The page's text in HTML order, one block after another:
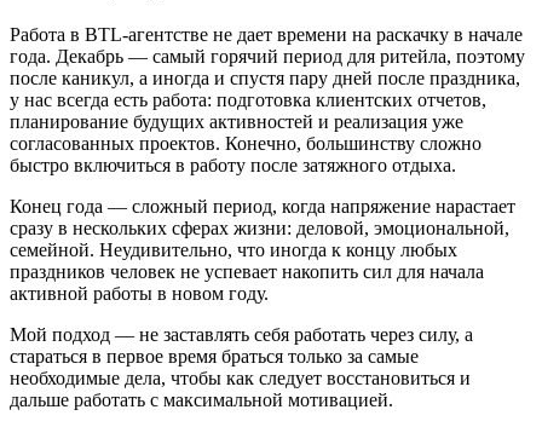
Работа в BTL-агентстве не дает времени на раскачку в начале
года. Декабрь — самый горячий период для ритейла, поэтому
после каникул, а иногда и спустя пару дней после праздника,
у нас всегда есть работа: подготовка клиентских отчетов,
планирование будущих активностей и реализация уже
согласованных проектов. Конечно, большинству сложно
быстро включиться в работу после затяжного отдыха.
Конец года — сложный период, когда напряжение нарастает
сразу в нескольких сферах жизни: деловой, эмоциональной,
семейной. Неудивительно, что иногда к концу любых
праздников человек не успевает накопить сил для начала
активной работы в новом году.
Мой подход — не заставлять себя работать через силу, а
стараться в первое время браться только за самые
необходимые дела, чтобы как следует восстановиться и
дальше работать с максимальной мотивацией.